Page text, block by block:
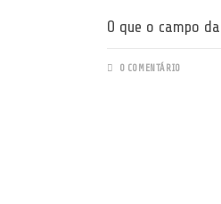
O que o campo
0 COMENTÁRIO